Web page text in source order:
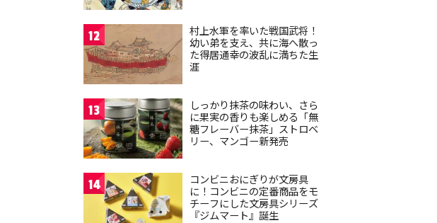
12
村上水軍を率いた戦国武将！
幼い弟を支え、共に海へ散っ
た得居通幸の波乱に満ちた生
涯
13
しっかり抹茶の味わい、さら
に果実の香りも楽しめる「無
糖フレーバー抹茶」ストロベ
リー、マンゴー新発売
14
コンビニおにぎりが文房具
に！コンビニの定番商品をモ
チーフにした文房具シリーズ
『ジムマート』誕生